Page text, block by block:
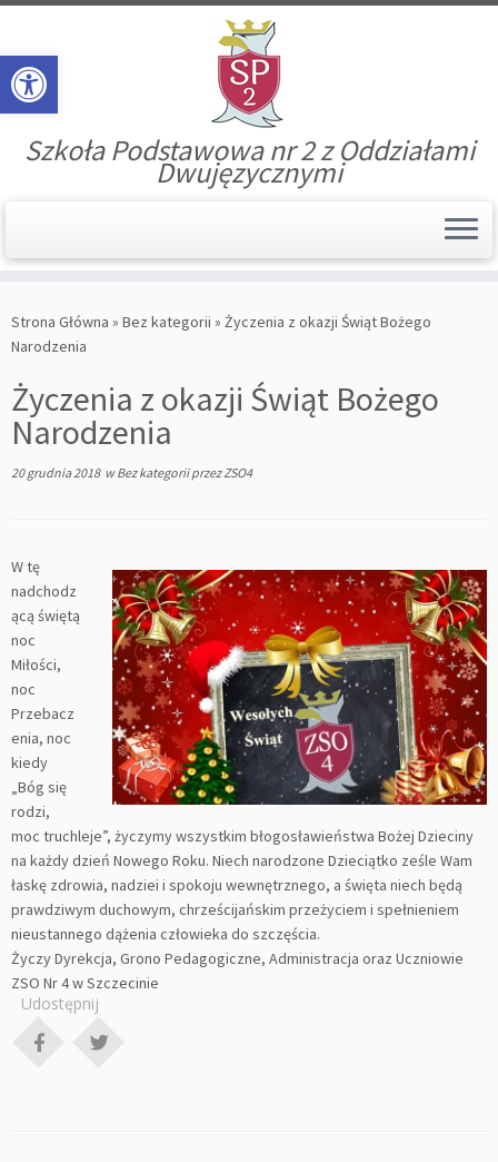
Open toolbar
to
content
Szkoła Podstawowa nr 2 z Oddziałami
Dwujęzycznymi
Strona Główna » Bez kategorii » Życzenia z okazji Świąt Bożego
Narodzenia
Życzenia z okazji Świąt Bożego
Narodzenia
20 grudnia 2018wBez kategoriiprzezZSO4
W tę
nadchodz
ącą świętą
noc
Miłości,
noc
Przebacz
enia, noc
kiedy
„Bóg się
rodzi,
moc truchleje”, życzymy wszystkim błogosławieństwa Bożej Dzieciny
na każdy dzień Nowego Roku. Niech narodzone Dzieciątko ześle Wam
łaskę zdrowia, nadziei i spokoju wewnętrznego, a święta niech będą
prawdziwym duchowym, chrześcijańskim przeżyciem i spełnieniem
nieustannego dążenia człowieka do szczęścia.
Życzy Dyrekcja, Grono Pedagogiczne, Administracja oraz Uczniowie
ZSO Nr 4 w Szczecinie
Udostępnij